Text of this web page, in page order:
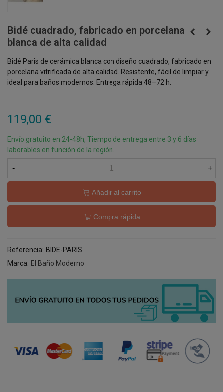
Bidé cuadrado, fabricado en porcelana
blanca de alta calidad
Bidé Paris de cerámica blanca con diseño cuadrado, fabricado en
porcelana vitrificada de alta calidad. Resistente, fácil de limpiar y
ideal para baños modernos. Entrega rápida 48–72 h.
119,00 €
Envío gratuito en 24-48h, Tiempo de entrega entre 3 y 6 días
laborables en función de la región.
- +
Añadir al carrito
Compra rápida
Referencia: BIDE-PARIS
Marca: El Baño Moderno